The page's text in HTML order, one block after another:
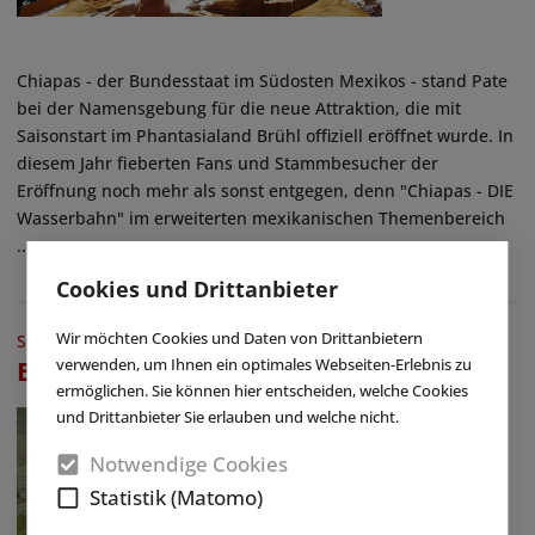
Cookies und Drittanbieter
Wir möchten Cookies und Daten von Drittanbietern
verwenden, um Ihnen ein optimales Webseiten-Erlebnis zu
ermöglichen. Sie können hier entscheiden, welche Cookies
und Drittanbieter Sie erlauben und welche nicht.
Notwendige Cookies
Statistik (Matomo)
Chiapas - der Bundesstaat im Südosten Mexikos - stand Pate
bei der Namensgebung für die neue Attraktion, die mit
Saisonstart im Phantasialand Brühl offiziell eröffnet wurde. In
diesem Jahr fieberten Fans und Stammbesucher der
Eröffnung noch mehr als sonst entgegen, denn "Chiapas - DIE
Wasserbahn" im erweiterten mexikanischen Themenbereich
...
SCHWERPUNKTTHEMA| FREILICHTMUSEEN
Besucherzentren als Touristenmagnet